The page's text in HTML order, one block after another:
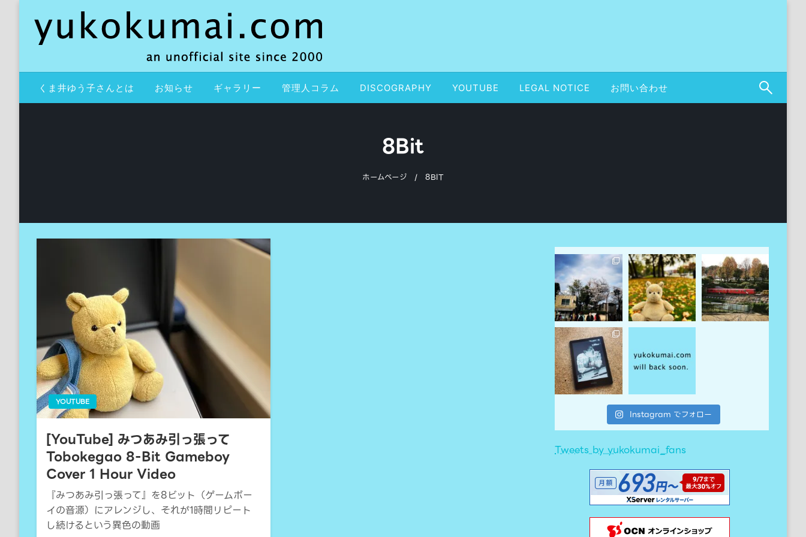
yukokumai.com
an unofficial site since 2000
くま井ゆう子さんとは お知らせ ギャラリー 管理人コラム DISCOGRAPHY YOUTUBE LEGAL NOTICE お問い合わせ
8Bit
ホームページ 8BIT
YOUTUBE
[YouTube] みつあみ引っ張って
Tobokegao 8-Bit Gameboy
Cover 1 Hour Video
『みつあみ引っ張って』を8ビット（ゲームボー
イの音源）にアレンジし、それが1時間リピート
し続けるという異色の動画
Instagram でフォロー
Tweets by yukokumai_fans